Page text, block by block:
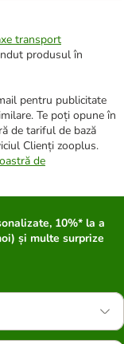
transport
produsul în
pentru publicitate
Te poți opune în
de tariful de bază
Clienți zooplus.
de
10%* la a
și multe surprize